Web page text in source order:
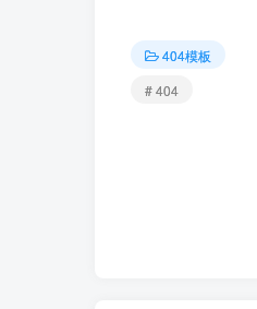
404模板
# 404